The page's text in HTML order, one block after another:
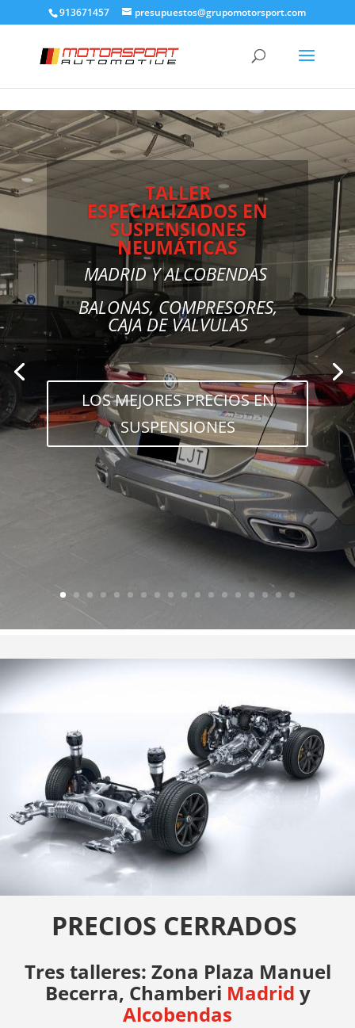
913671457 presupuestos@grupomotorsport.com
LOS MEJORES PRECIOS
EN SUSPENSIONES
MADRID Y ALCOBENDAS
LA MEJOR ALTERNATIVA AL
SERVICIO OFICIAL
PIDA PRESUPUESTO AHORA
PRECIOS CERRADOS
Tres talleres: Zona Plaza Manuel
Becerra, Chamberi Madrid y
Alcobendas